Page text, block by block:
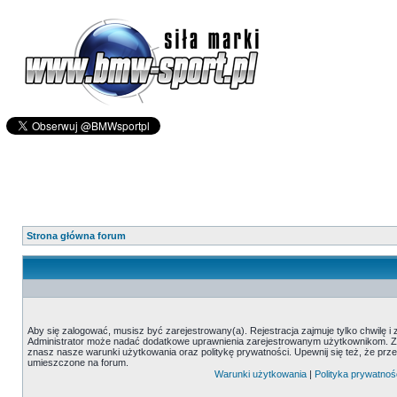
Strona główna forum
Aby się zalogować, musisz być zarejestrowany(a). Rejestracja zajmuje tylko chwilę i
Administrator może nadać dodatkowe uprawnienia zarejestrowanym użytkownikom.
znasz nasze warunki użytkowania oraz politykę prywatności. Upewnij się też, że
umieszczone na forum.
Warunki użytkowania | Polityka